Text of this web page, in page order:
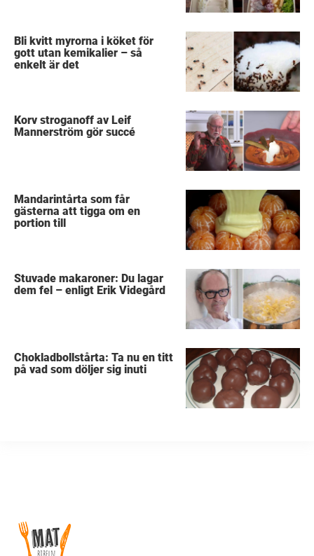
Bli kvitt myrorna i köket för
gott utan kemikalier – så
enkelt är det
Korv stroganoff av Leif
Mannerström gör succé
Mandarintårta som får
gästerna att tigga om en
portion till
Stuvade makaroner: Du lagar
dem fel – enligt Erik Videgård
Chokladbollstårta: Ta nu en titt
på vad som döljer sig inuti